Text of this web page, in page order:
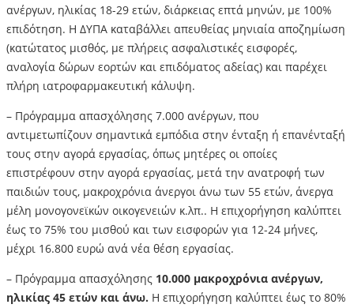
ανέργων, ηλικίας 18-29 ετών, διάρκειας επτά μηνών, με 100%
επιδότηση. Η ΔΥΠΑ καταβάλλει απευθείας μηνιαία αποζημίωση
(κατώτατος μισθός, με πλήρεις ασφαλιστικές εισφορές,
αναλογία δώρων εορτών και επιδόματος αδείας) και παρέχει
πλήρη ιατροφαρμακευτική κάλυψη.
– Πρόγραμμα απασχόλησης 7.000 ανέργων, που
αντιμετωπίζουν σημαντικά εμπόδια στην ένταξη ή επανένταξή
τους στην αγορά εργασίας, όπως μητέρες οι οποίες
επιστρέφουν στην αγορά εργασίας, μετά την ανατροφή των
παιδιών τους, μακροχρόνια άνεργοι άνω των 55 ετών, άνεργα
μέλη μονογονεϊκών οικογενειών κ.λπ.. Η επιχορήγηση καλύπτει
έως το 75% του μισθού και των εισφορών για 12-24 μήνες,
μέχρι 16.800 ευρώ ανά νέα θέση εργασίας.
– Πρόγραμμα απασχόλησης 10.000 μακροχρόνια ανέργων,
ηλικίας 45 ετών και άνω. Η επιχορήγηση καλύπτει έως το 80%